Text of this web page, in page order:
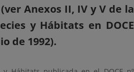
Anexos II, IV y V de la
y Hábitats en DOCE
de 1992).